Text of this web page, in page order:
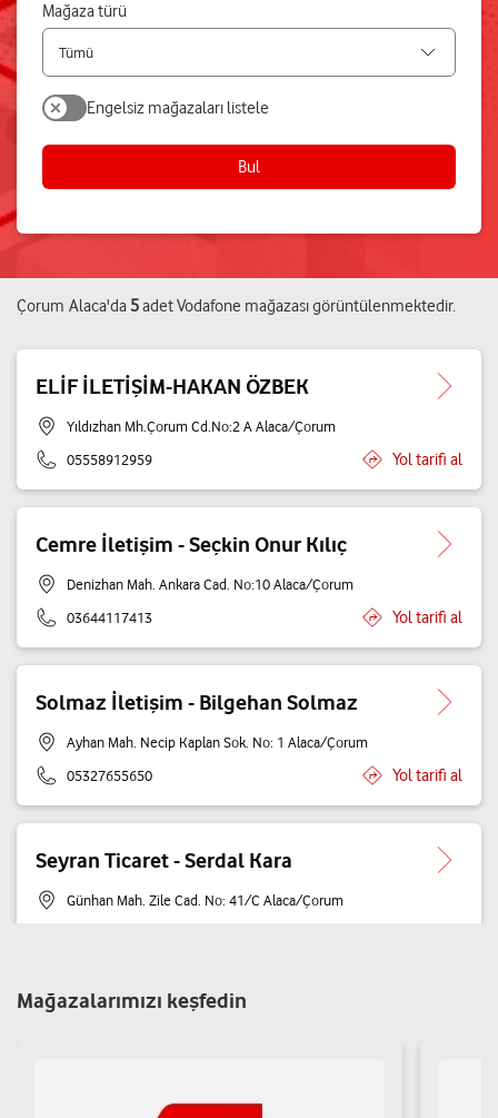
Mağaza türü
Bul
Engelsiz mağazaları listele
Çorum Alaca'da5adetVodafone mağazasıgörüntülenmektedir.
ELİF İLETİŞİM-HAKAN ÖZBEK
Yıldızhan Mh.Çorum Cd.No:2 A Alaca/Çorum
05558912959
Yol tarifi al
Cemre İletişim - Seçkin Onur Kılıç
Denizhan Mah. Ankara Cad. No:10 Alaca/Çorum
03644117413
Yol tarifi al
Solmaz İletişim - Bilgehan Solmaz
Ayhan Mah. Necip Kaplan Sok. No: 1 Alaca/Çorum
05327655650
Yol tarifi al
Seyran Ticaret - Serdal Kara
Günhan Mah. Zile Cad. No: 41/C Alaca/Çorum
ALACA İLETİŞİM-SARİYE TONBUL
Mağazalarımızı keşfedin